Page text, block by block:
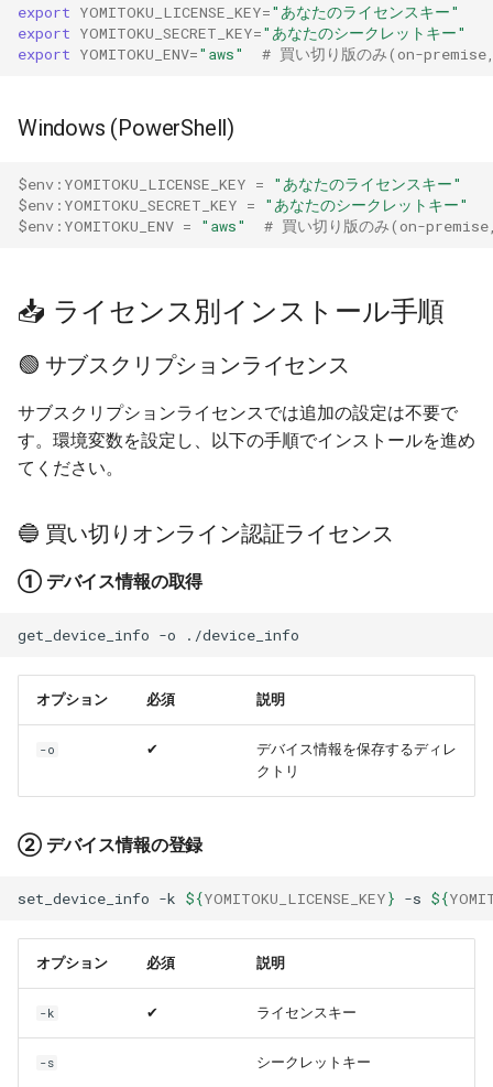
export YOMITOKU_LICENSE_KEY="あなたのライセンスキー"
export YOMITOKU_SECRET_KEY="あなたのシークレットキー"
export YOMITOKU_ENV="aws" # 買い切り版のみ(on-
Windows (PowerShell)
$env:YOMITOKU_LICENSE_KEY =
"あなたのライセンスキー"
$env:YOMITOKU_SECRET_KEY =
"あなたのシークレットキー"
$env:YOMITOKU_ENV = "aws" # 買い切り版のみ(on-
📥 ライセンス別インストール手順
🟢 サブスクリプションライセンス
サブスクリプションライセンスでは追加の設定は不要で
す。環境変数を設定し、以下の手順でインストールを進め
てください。
🔵 買い切りオンライン認証ライセンス
① デバイス情報の取得
get_device_info -o
オプション 必須 説明
-o ✔
デバイス情報を保存するディレ
クトリ
② デバイス情報の登録
set_device_info -k ${YOMITOKU_LICENSE_KEY} -s ${
オプション 必須 説明
-k ✔ ライセンスキー
-s シークレットキー